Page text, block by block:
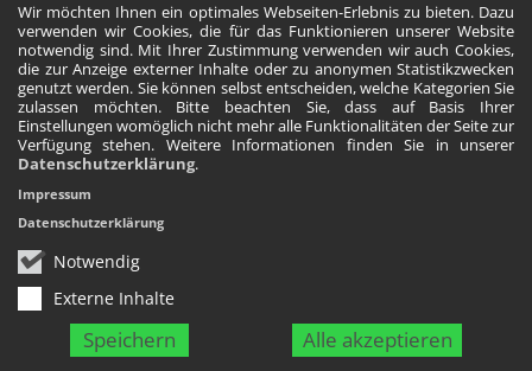
Wir möchten Ihnen ein optimales Webseiten-Erlebnis zu bieten. Dazu
verwenden wir Cookies, die für das Funktionieren unserer Website
notwendig sind. Mit Ihrer Zustimmung verwenden wir auch Cookies,
die zur Anzeige externer Inhalte oder zu anonymen Statistikzwecken
genutzt werden. Sie können selbst entscheiden, welche Kategorien Sie
zulassen möchten. Bitte beachten Sie, dass auf Basis Ihrer
Einstellungen womöglich nicht mehr alle Funktionalitäten der Seite zur
Verfügung stehen. Weitere Informationen finden Sie in unserer
Datenschutzerklärung.
Notwendig
Externe Inhalte
Speichern Alle akzeptieren
Impressum
Datenschutzerklärung